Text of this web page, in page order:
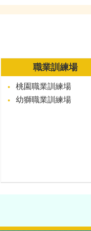
職業訓練場
桃園職業訓練場
幼獅職業訓練場